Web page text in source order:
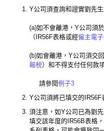
Y公司須查詢和證實劉先
(a)如不會離港，Y公司須
（IR56F表格或經僱主電
(b)如會離港，Y公司須交
報税）和不得支付任何款
請參閱例子3
Y公司須將已填交的IR56F
須注意，如Y公司已為劉
填交該年度的IR56B表格